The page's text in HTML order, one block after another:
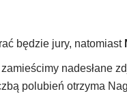
będzie jury, natomiast
zamieścimy nadesłane
polubień otrzyma